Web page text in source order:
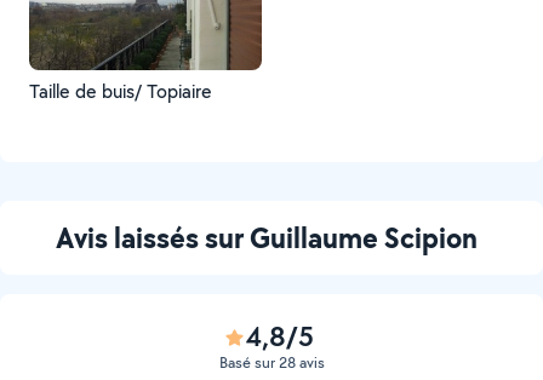
Taille de buis/ Topiaire
Avis laissés sur Guillaume Scipion
4,8/5
Basé sur 28 avis